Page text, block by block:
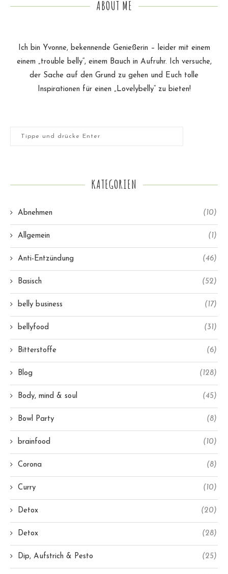
ABOUT ME
Ich bin Yvonne, bekennende Genießerin – leider mit einem
einem „trouble belly“, einem Bauch in Aufruhr. Ich versuche,
der Sache auf den Grund zu gehen und Euch tolle
Inspirationen für einen „Lovelybelly“ zu bieten!
KATEGORIEN
Abnehmen (10)
Allgemein (1)
Anti-Entzündung (46)
Basisch (52)
belly business (17)
bellyfood (31)
Bitterstoffe (6)
Blog (128)
Body, mind & soul (45)
Bowl Party (8)
brainfood (10)
Corona (8)
Curry (10)
Detox (20)
Detox (28)
Dip, Aufstrich & Pesto (25)